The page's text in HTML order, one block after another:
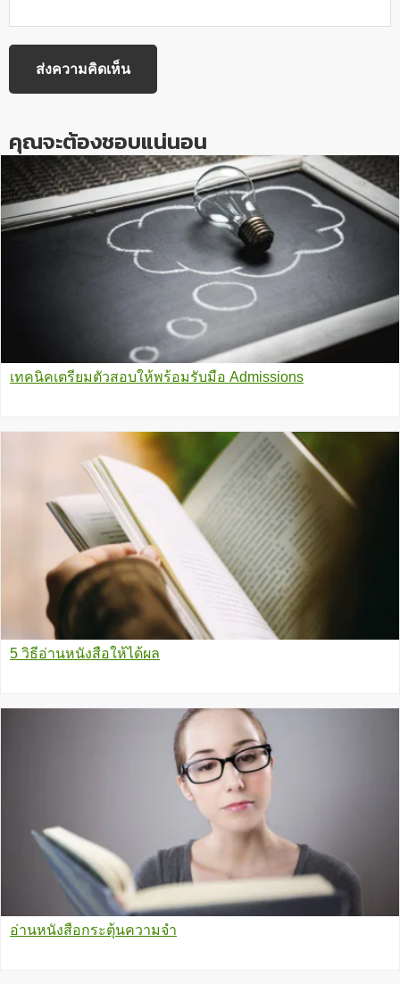
คุณจะต้องชอบแน่นอน
เทคนิคเตรียมตัวสอบให้พร้อมรับมือ Admissions
5 วิธีอ่านหนังสือให้ได้ผล
อ่านหนังสือกระตุ้นความจำ